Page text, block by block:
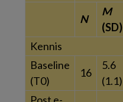
N
M
(SD)
Kennis
Baseline
(T0)
16
5.6
(1.1)